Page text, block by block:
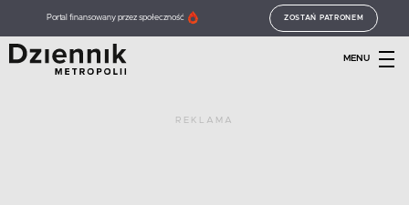
Portal finansowany przez społeczność ZOSTAŃ PATRONEM
MENU
REKLAMA